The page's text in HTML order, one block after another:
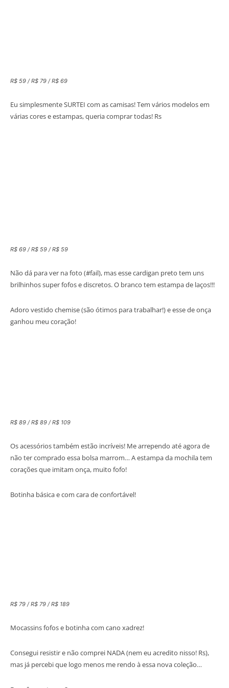
R$ 59 / R$ 79 / R$ 69
Eu simplesmente SURTEI com as camisas! Tem vários modelos em
várias cores e estampas, queria comprar todas! Rs
R$ 69 / R$ 59 / R$ 59
Não dá para ver na foto (#fail), mas esse cardigan preto tem uns
brilhinhos super fofos e discretos. O branco tem estampa de laços!!!
Adoro vestido chemise (são ótimos para trabalhar!) e esse de onça
ganhou meu coração!
R$ 89 / R$ 89 / R$ 109
Os acessórios também estão incríveis! Me arrependo até agora de
não ter comprado essa bolsa marrom… A estampa da mochila tem
corações que imitam onça, muito fofo!
Botinha básica e com cara de confortável!
R$ 79 / R$ 79 / R$ 189
Mocassins fofos e botinha com cano xadrez!
Consegui resistir e não comprei NADA (nem eu acredito nisso! Rs),
mas já percebi que logo menos me rendo à essa nova coleção…